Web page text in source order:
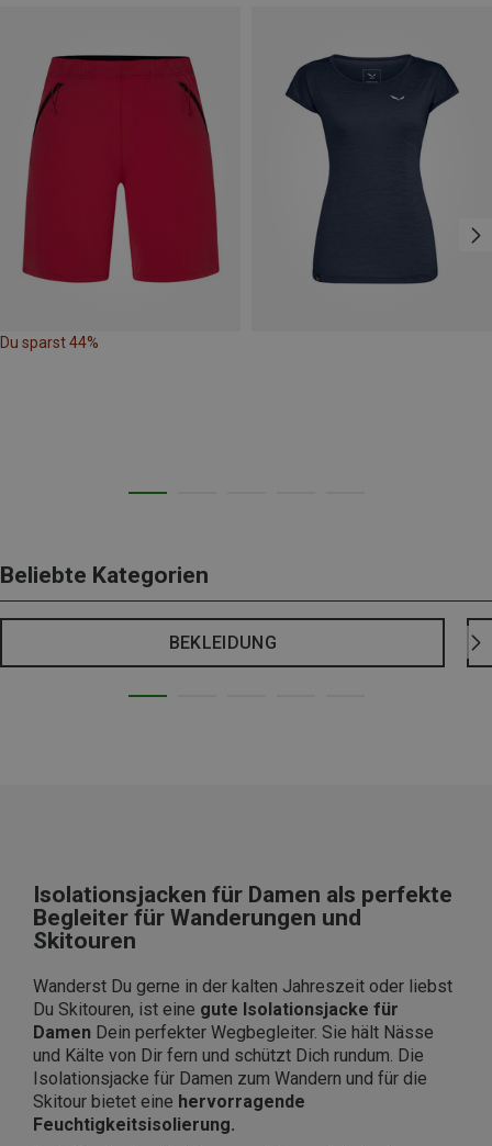
Du sparst 44%
Beliebte Kategorien
BEKLEIDUNG
Isolationsjacken für Damen als perfekte
Begleiter für Wanderungen und
Skitouren
Wanderst Du gerne in der kalten Jahreszeit oder liebst
Du Skitouren, ist eine gute Isolationsjacke für
Damen Dein perfekter Wegbegleiter. Sie hält Nässe
und Kälte von Dir fern und schützt Dich rundum. Die
Isolationsjacke für Damen zum Wandern und für die
Skitour bietet eine hervorragende
Feuchtigkeitsisolierung.